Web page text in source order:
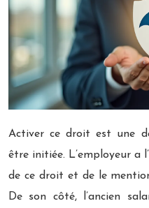
Activer ce droit est une
être initiée. L’employeur a
de ce droit et de le
De son côté, l’ancien